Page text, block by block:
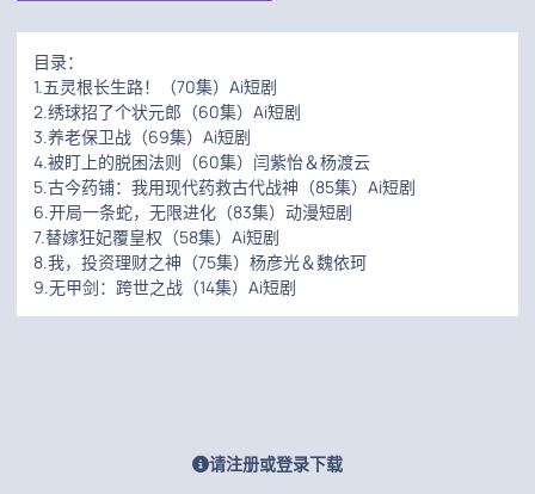
目录：
1.五灵根长生路！（70集）Ai短剧
2.绣球招了个状元郎（60集）Ai短剧
3.养老保卫战（69集）Ai短剧
4.被盯上的脱困法则（60集）闫紫怡＆杨渡云
5.古今药铺：我用现代药救古代战神（85集）Ai短剧
6.开局一条蛇，无限进化（83集）动漫短剧
7.替嫁狂妃覆皇权（58集）Ai短剧
8.我，投资理财之神（75集）杨彦光＆魏依珂
9.无甲剑：跨世之战（14集）Ai短剧
请注册或登录下载